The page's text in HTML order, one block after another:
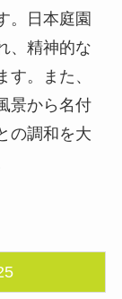
。日本庭園
、精神的な
。また、
景から名付
の調和を大